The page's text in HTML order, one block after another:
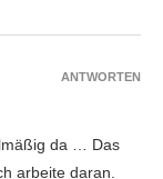
da … Das
arbeite daran.
ANTWORTEN